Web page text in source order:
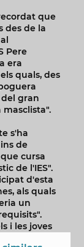
que
des de la
Pere
era
quals, des
gran
s'ha
de
cursa
de l'IES".
d'esta
als quals
un
i les joves